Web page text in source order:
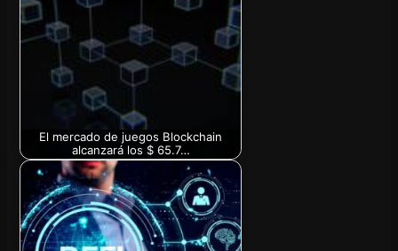
El mercado de juegos Blockchain
alcanzará los $ 65.7…